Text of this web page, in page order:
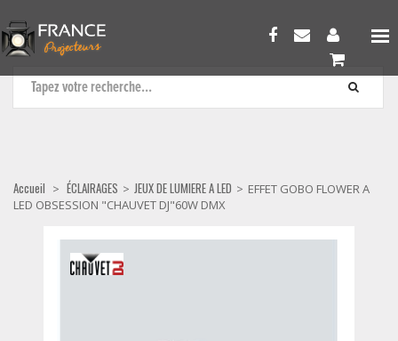
JEUX DE LUMIERE A LED
Accueil > ÉCLAIRAGES > JEUX DE LUMIERE A LED > EFFET GOBO FLOWER A
LED OBSESSION "CHAUVET DJ"60W DMX